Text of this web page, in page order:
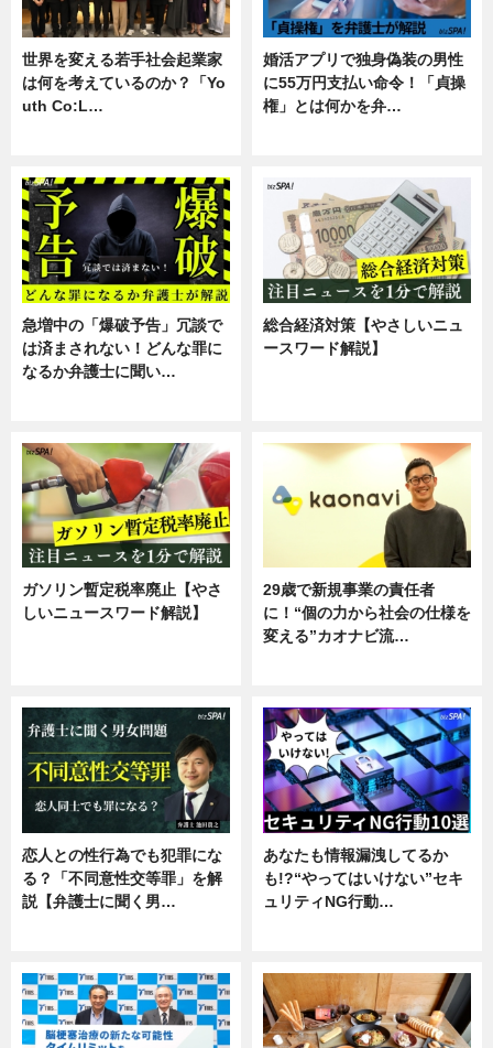
世界を変える若手社会起業家
は何を考えているのか？「Yo
uth Co:L…
婚活アプリで独身偽装の男性
に55万円支払い命令！「貞操
権」とは何かを弁…
急増中の「爆破予告」冗談で
は済まされない！どんな罪に
なるか弁護士に聞い…
総合経済対策【やさしいニュ
ースワード解説】
ガソリン暫定税率廃止【やさ
しいニュースワード解説】
29歳で新規事業の責任者
に！“個の力から社会の仕様を
変える”カオナビ流…
恋人との性行為でも犯罪にな
る？「不同意性交等罪」を解
説【弁護士に聞く男…
あなたも情報漏洩してるか
も!?“やってはいけない”セキ
ュリティNG行動…